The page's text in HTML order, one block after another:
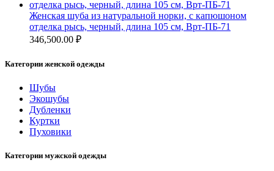
Женская шуба из натуральной норки, с капюшоном
отделка рысь, черный, длина 105 см, Врт-ПБ-71
346,500.00 ₽
Категории женской одежды
Шубы
Экошубы
Дубленки
Куртки
Пуховики
Категории мужской одежды